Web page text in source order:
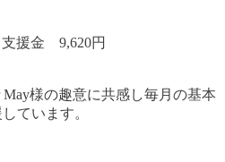
援金 9,620円
May様の趣意に共感し毎月の基本
ています。